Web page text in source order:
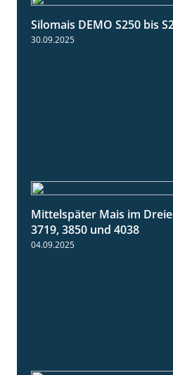
Silomais DEMO S250 bis
30.09.2025
Mittelspäter Mais im
3719, 3850 und 4038
04.09.2025